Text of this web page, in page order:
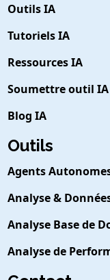
Outils IA
Tutoriels IA
Ressources IA
Soumettre outil IA
Blog IA
Outils
Agents
Analyse &
Analyse Base de
Analyse de